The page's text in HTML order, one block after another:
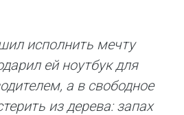
исполнить мечту
ей ноутбук для
а в свободное
из дерева: запах